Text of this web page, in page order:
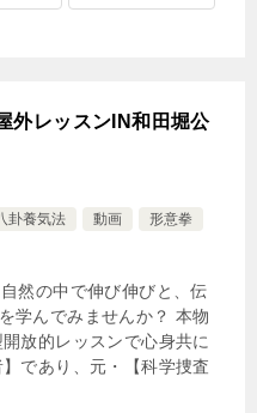
レッスンIN和田堀公
卦養気法 動画
形意拳
然の中で伸び伸びと、伝
学んでみませんか？ 本物
放的レッスンで心身共に
であり、元・【科学捜査